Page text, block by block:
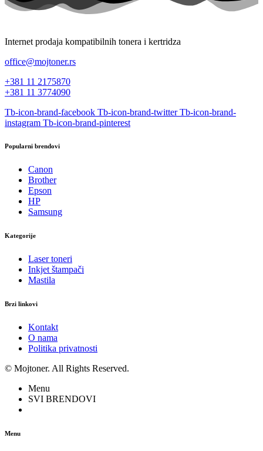
Internet prodaja kompatibilnih tonera i kertridza
office@mojtoner.rs
+381 11 2175870
+381 11 3774090
Tb-icon-brand-facebook Tb-icon-brand-twitter Tb-icon-brand-
instagram Tb-icon-brand-pinterest
Popularni brendovi
Canon
Brother
Epson
HP
Samsung
Kategorije
Laser toneri
Inkjet štampači
Mastila
Brzi linkovi
Kontakt
O nama
Politika privatnosti
© Mojtoner. All Rights Reserved.
Menu
SVI BRENDOVI
Menu